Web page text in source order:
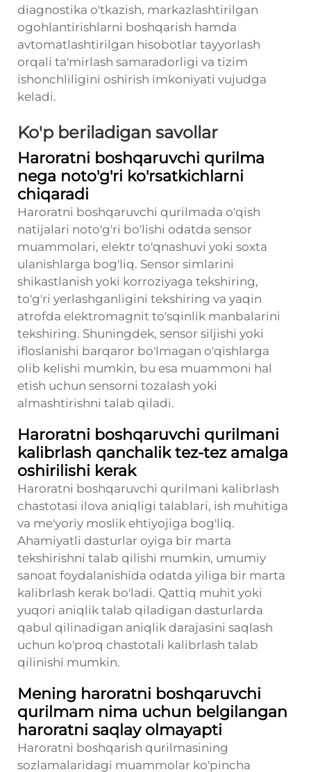
diagnostika o'tkazish, markazlashtirilgan
ogohlantirishlarni boshqarish hamda
avtomatlashtirilgan hisobotlar tayyorlash
orqali ta'mirlash samaradorligi va tizim
ishonchliligini oshirish imkoniyati vujudga
keladi.
Ko'p beriladigan savollar
Haroratni boshqaruvchi qurilma
nega noto'g'ri ko'rsatkichlarni
chiqaradi
Haroratni boshqaruvchi qurilmada o'qish
natijalari noto'g'ri bo'lishi odatda sensor
muammolari, elektr to'qnashuvi yoki soxta
ulanishlarga bog'liq. Sensor simlarini
shikastlanish yoki korroziyaga tekshiring,
to'g'ri yerlashganligini tekshiring va yaqin
atrofda elektromagnit to'sqinlik manbalarini
tekshiring. Shuningdek, sensor siljishi yoki
ifloslanishi barqaror bo'lmagan o'qishlarga
olib kelishi mumkin, bu esa muammoni hal
etish uchun sensorni tozalash yoki
almashtirishni talab qiladi.
Haroratni boshqaruvchi qurilmani
kalibrlash qanchalik tez-tez amalga
oshirilishi kerak
Haroratni boshqaruvchi qurilmani kalibrlash
chastotasi ilova aniqligi talablari, ish muhitiga
va me'yoriy moslik ehtiyojiga bog'liq.
Ahamiyatli dasturlar oyiga bir marta
tekshirishni talab qilishi mumkin, umumiy
sanoat foydalanishida odatda yiliga bir marta
kalibrlash kerak bo'ladi. Qattiq muhit yoki
yuqori aniqlik talab qiladigan dasturlarda
qabul qilinadigan aniqlik darajasini saqlash
uchun ko'proq chastotali kalibrlash talab
qilinishi mumkin.
Mening haroratni boshqaruvchi
qurilmam nima uchun belgilangan
haroratni saqlay olmayapti
Haroratni boshqarish qurilmasining
sozlamalaridagi muammolar ko'pincha